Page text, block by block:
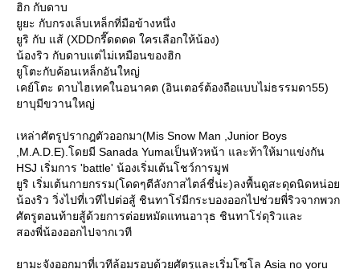
ฮิก กับดาบ
ูยะ กับกรงเล็บเหล็กที่มือข้างหนึ่ง
ูริ กับ แส้ (XDDกรี๊ดดดด ใครเลือกให้น้อง)
น้องริว กับดาบแต่ไม่เหมือนของฮิก
ูโตะกับค้อนเหล็กอันใหญ่
เคย์โตะ ดาบไฮเทคในอนาคต (อินเตอร์ต้องถือแบบไม่ธรรมดา55)
าบุมีขวานใหญ่
เหล่าศัตรูปรากฎตัวออกมา(Mis Snow Man ,Junior Boys
,M.A.D.E).โดยมี Sanada Yumaเป็นหัวหน้า และท้าให้มาแข่งกัน
HSJ เริ่มการ 'battle' น้องเริ่มเต้นโชว์การมูฟ
ูริ เริ่มเต้นกายกรรม(โดดๆตีลังกาสไตล์ชี่น่ะ)ลงพื้นดูสะดุดนิดหน่อ
น้องริว วิ่งไปที่เวทีไปต่อสู้ ชินทาโร่มีกระบองออกไปช่วยพี่ริวจากพวก
ศัตรูตอนท้ายสู้ด้วยการต่อยหมัดแทนอาวุธ ชินทาโร่ดุริวและ
สองพี่น้องออกไปจากเวที
ามะจังออกมาที่เวทีล้อมรอบด้วยศัตรูและเริ่มโซโล Asia no yoru